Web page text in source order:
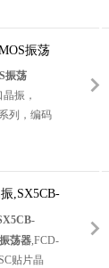
，频率稳
：5.0x3.2
石英晶体振
率MEMS
程到从1
振荡
振荡
晶振，
列，编码
电源电压和
性能。该设
为
电源电压在
105ºC。
,SX5CB-
振荡器
荡器,FCD-
贴片晶